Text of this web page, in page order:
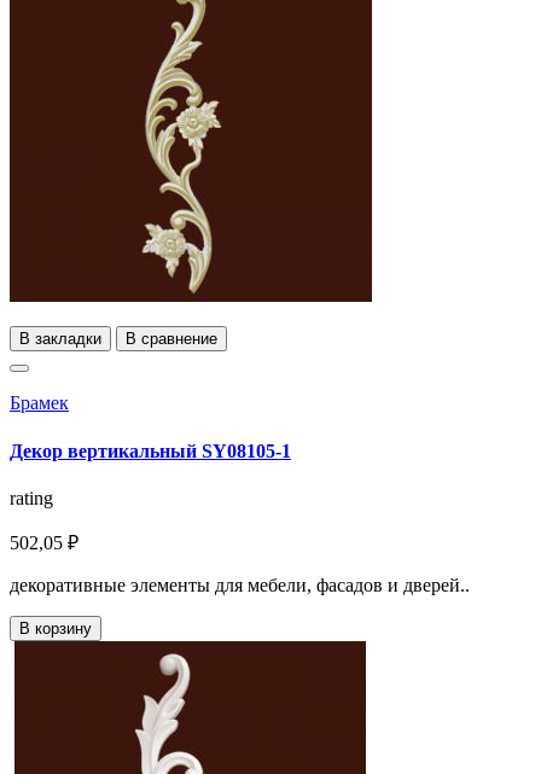
В закладки В сравнение
Брамек
Декор вертикальный SY08105-1
rating
502,05 ₽
декоративные элементы для мебели, фасадов и дверей..
В корзину